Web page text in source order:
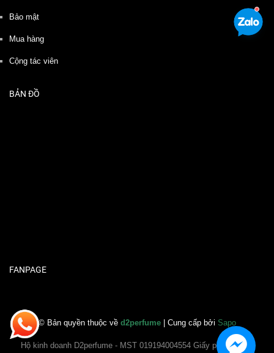
Bảo mật
Mua hàng
Cộng tác viên
BẢN ĐỒ
FANPAGE
© Bản quyền thuộc về d2perfume| Cung cấp bởi Sapo
Hộ kinh doanh D2perfume - MST 019194004554 Giấy phép ĐKKD